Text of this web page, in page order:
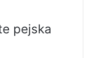
pejska